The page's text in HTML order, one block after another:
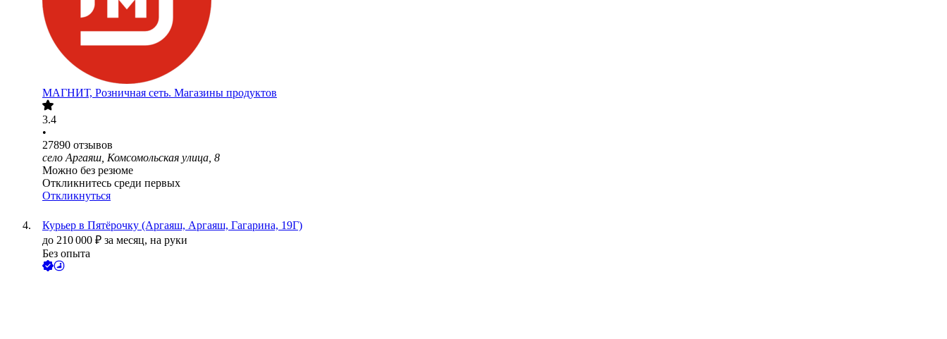
МАГНИТ, Розничная сеть. Магазины продуктов
3.4
•
27890 отзывов
село Аргаяш, Комсомольская улица, 8
Можно без резюме
Откликнитесь среди первых
Откликнуться
Курьер в Пятёрочку (Аргаяш, Аргаяш, Гагарина, 19Г)
до 210 000 ₽ за месяц, на руки
Без опыта